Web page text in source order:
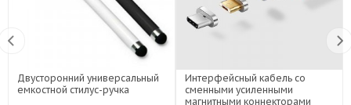
Двусторонний универсальный
емкостной стилус-ручка
Интерфейсный кабель со
сменными усиленными
магнитными коннекторами